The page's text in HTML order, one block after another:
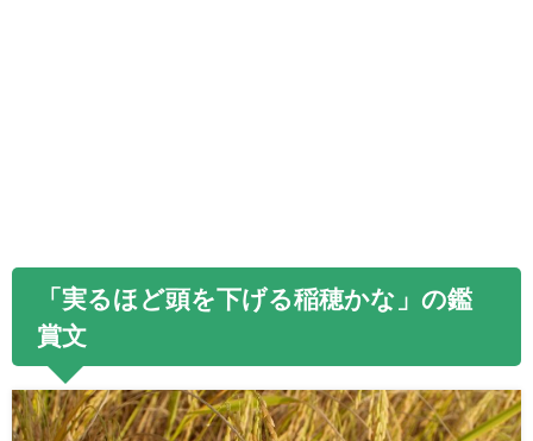
「実るほど頭を下げる稲穂かな」の鑑
賞文